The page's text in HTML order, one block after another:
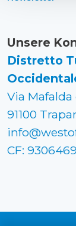
Unsere
Distretto
Via Mafalda
91100
CF: